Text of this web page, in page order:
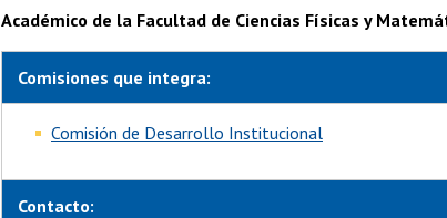
Académico de la Facultad de Ciencias Físicas y
Comisiones que integra:
Comisión de Desarrollo Institucional
Contacto: